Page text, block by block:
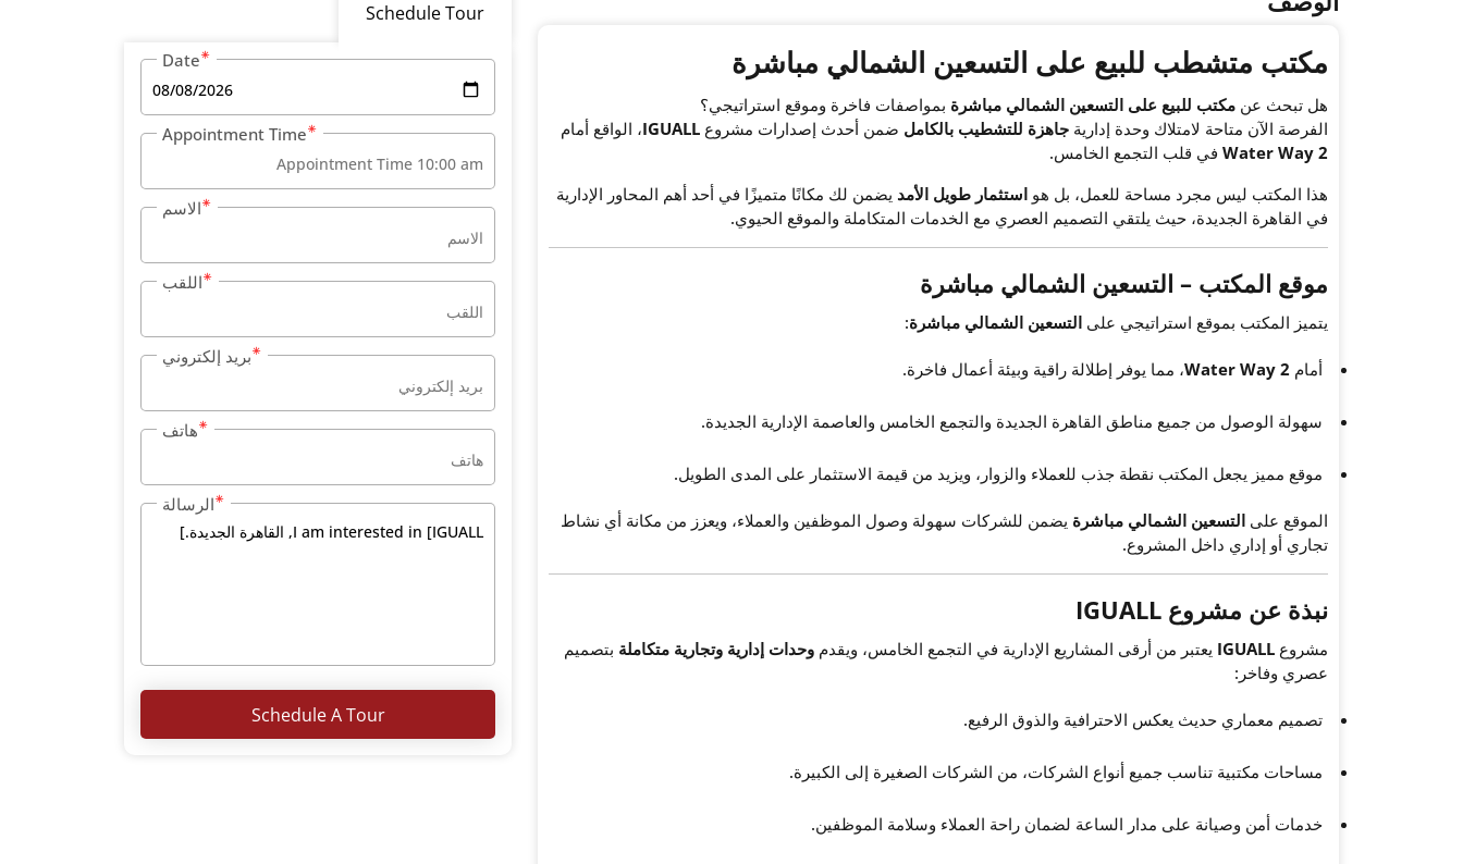
مكتب متشطب للبيع على التسعين الشمالي مباشرة
هل تبحث عن مكتب للبيع على التسعين الشمالي مباشرة بمواصفات فاخرة وموقع استراتيجي؟
الفرصة الآن متاحة لامتلاك وحدة إدارية جاهزة للتشطيب بالكامل ضمن أحدث إصدارات مشروع IGUALL، الواقع أمام
Water Way 2 في قلب التجمع الخامس.
هذا المكتب ليس مجرد مساحة للعمل، بل هو استثمار طويل الأمد يضمن لك مكانًا متميزًا في أحد أهم المحاور الإدارية
في القاهرة الجديدة، حيث يلتقي التصميم العصري مع الخدمات المتكاملة والموقع الحيوي.
موقع المكتب – التسعين الشمالي مباشرة
يتميز المكتب بموقع استراتيجي على التسعين الشمالي مباشرة:
أمام Water Way 2، مما يوفر إطلالة راقية وبيئة أعمال فاخرة.
سهولة الوصول من جميع مناطق القاهرة الجديدة والتجمع الخامس والعاصمة الإدارية الجديدة.
موقع مميز يجعل المكتب نقطة جذب للعملاء والزوار، ويزيد من قيمة الاستثمار على المدى الطويل.
الموقع على التسعين الشمالي مباشرة يضمن للشركات سهولة وصول الموظفين والعملاء، ويعزز من مكانة أي نشاط
تجاري أو إداري داخل المشروع.
نبذة عن مشروع IGUALL
مشروع IGUALL يعتبر من أرقى المشاريع الإدارية في التجمع الخامس، ويقدم وحدات إدارية وتجارية متكاملة بتصميم
عصري وفاخر:
تصميم معماري حديث يعكس الاحترافية والذوق الرفيع.
مساحات مكتبية تناسب جميع أنواع الشركات، من الشركات الصغيرة إلى الكبيرة.
خدمات أمن وصيانة على مدار الساعة لضمان راحة العملاء وسلامة الموظفين.
Schedule Tour
Date
Appointment Time
الاسم
اللقب
بريد إلكتروني
هاتف
الرسالة
Schedule A Tour